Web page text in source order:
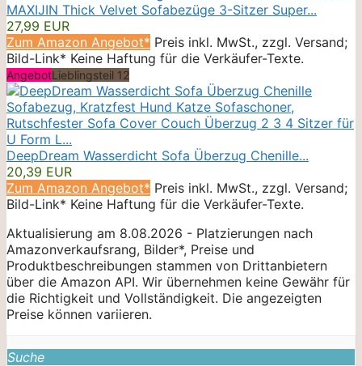
MAXIJIN Thick Velvet Sofabezüge 3-Sitzer Super...
27,99 EUR
Zum Amazon Angebot* Preis inkl. MwSt., zzgl. Versand;
Bild-Link* Keine Haftung für die Verkäufer-Texte.
AngebotLieblingsteil 12
DeepDream Wasserdicht Sofa Überzug Chenille...
20,39 EUR
Zum Amazon Angebot* Preis inkl. MwSt., zzgl. Versand;
Bild-Link* Keine Haftung für die Verkäufer-Texte.
Aktualisierung am 8.08.2026 - Platzierungen nach
Amazonverkaufsrang, Bilder*, Preise und
Produktbeschreibungen stammen von Drittanbietern
über die Amazon API. Wir übernehmen keine Gewähr für
die Richtigkeit und Vollständigkeit. Die angezeigten
Preise können variieren.
Suche